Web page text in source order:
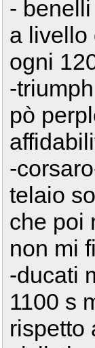
-
a livello
ogni
-
pò
-
telaio
che poi
non mi
-ducati
1100 s
rispetto